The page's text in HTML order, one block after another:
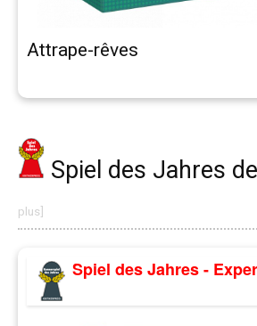
Attrape-rêves
Spiel des Jahres
plus]
Spiel des Jahres -